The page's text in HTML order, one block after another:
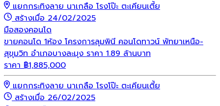
แยกกระทิงลาย นาเกลือ โรงโป๊ะ ตะเคียนเตี้ย
สร้างเมื่อ 24/02/2025
มือสองคอนโด
ขายคอนโด 1ห้อง โครงการลุมพินี คอนโดทาวน์ พัทยาเหนือ-
สุขุมวิท อำเภอบางละมุง ราคา 1.89 ล้านบาท
ราคา ฿1,885,000
แยกกระทิงลาย นาเกลือ โรงโป๊ะ ตะเคียนเตี้ย
สร้างเมื่อ 26/02/2025